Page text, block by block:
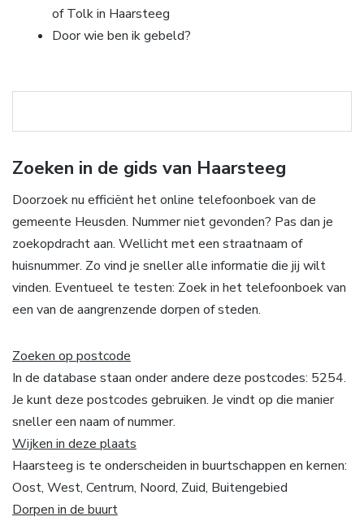
of Tolk in Haarsteeg
Door wie ben ik gebeld?
Zoeken in de gids van Haarsteeg
Doorzoek nu efficiënt het online telefoonboek van de
gemeente Heusden. Nummer niet gevonden? Pas dan je
zoekopdracht aan. Wellicht met een straatnaam of
huisnummer. Zo vind je sneller alle informatie die jij wilt
vinden. Eventueel te testen: Zoek in het telefoonboek van
een van de aangrenzende dorpen of steden.
Zoeken op postcode
In de database staan onder andere deze postcodes: 5254.
Je kunt deze postcodes gebruiken. Je vindt op die manier
sneller een naam of nummer.
Wijken in deze plaats
Haarsteeg is te onderscheiden in buurtschappen en kernen:
Oost, West, Centrum, Noord, Zuid, Buitengebied
Dorpen in de buurt